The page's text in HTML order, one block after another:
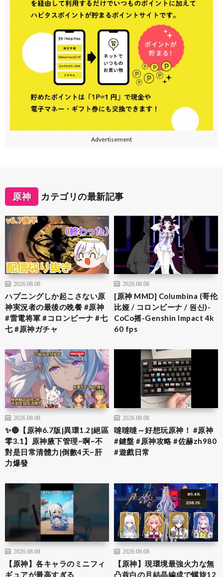
Advertisement
原神 カテゴリの最新記事
2026.08.08
ハプニングしか起こさない原
神実況者の最後の晩餐 #原神
#雷電将軍 #コロンビーナ #七
七 #原神ガチャ
2026.08.08
[原神 MMD] Columbina (哥伦
比娅 / コロンビーナ / 원신)-
CoCo摇-Genshin Impact 4k
60 fps
2026.08.08
✨🔴【原神6.7版|異環1.2|絕區
零3.1】原神腋下管理~啊~不
對是日常清體力|倒數4天~肝
力爆發
2026.08.08
噠噠噠～好想玩原神！ #原神
#鍵盤 #原神攻略 #佐赫zh980
#遊戲日常
2026.08.08
【原神】各キャラのミニフィ
ギュアが最高すぎる
2026.08.08
【原神】現環境最強火力な無
凸兹白の月結晶編成で螺旋12